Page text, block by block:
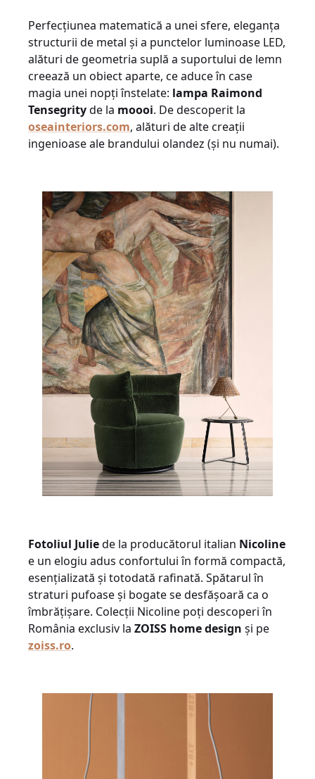
Perfecțiunea matematică a unei sfere, eleganța
structurii de metal și a punctelor luminoase LED,
alături de geometria suplă a suportului de lemn
creează un obiect aparte, ce aduce în case
magia unei nopți înstelate: lampa Raimond
Tensegrityde la moooi. De descoperit la
oseainteriors.com, alături de alte creații
ingenioase ale brandului olandez (și nu numai).
Fotoliul Juliede la producătorul italian Nicoline
e un elogiu adus confortului în formă compactă,
esențializată și totodată rafinată. Spătarul în
straturi pufoase și bogate se desfășoară ca o
îmbrățișare. Colecții Nicoline poți descoperi în
România exclusiv la ZOISS home design și pe
zoiss.ro.